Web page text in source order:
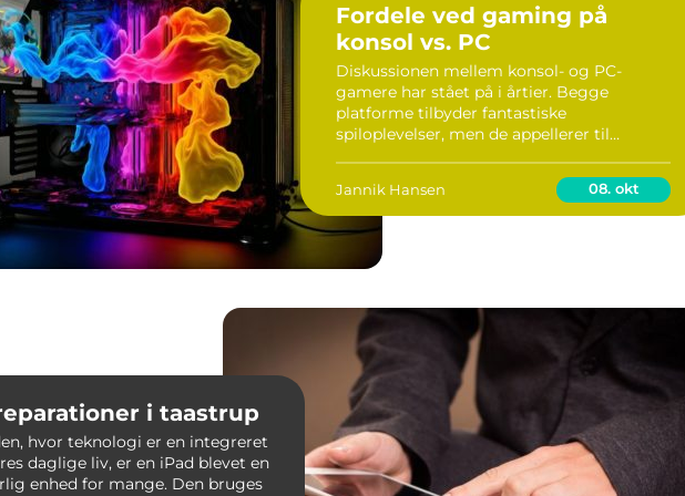
Fordele ved gaming på
konsol vs. PC
Diskussionen mellem konsol- og PC-
gamere har stået på i årtier. Begge
platforme tilbyder fantastiske
spiloplevelser, men de appellerer til
for fleksibilitet, tilpasning og r&ar...
Jannik Hansen 08. okt
i taastrup
hvor teknologi er en integreret
daglige liv, er en iPad blevet en
enhed for mange. Den bruges